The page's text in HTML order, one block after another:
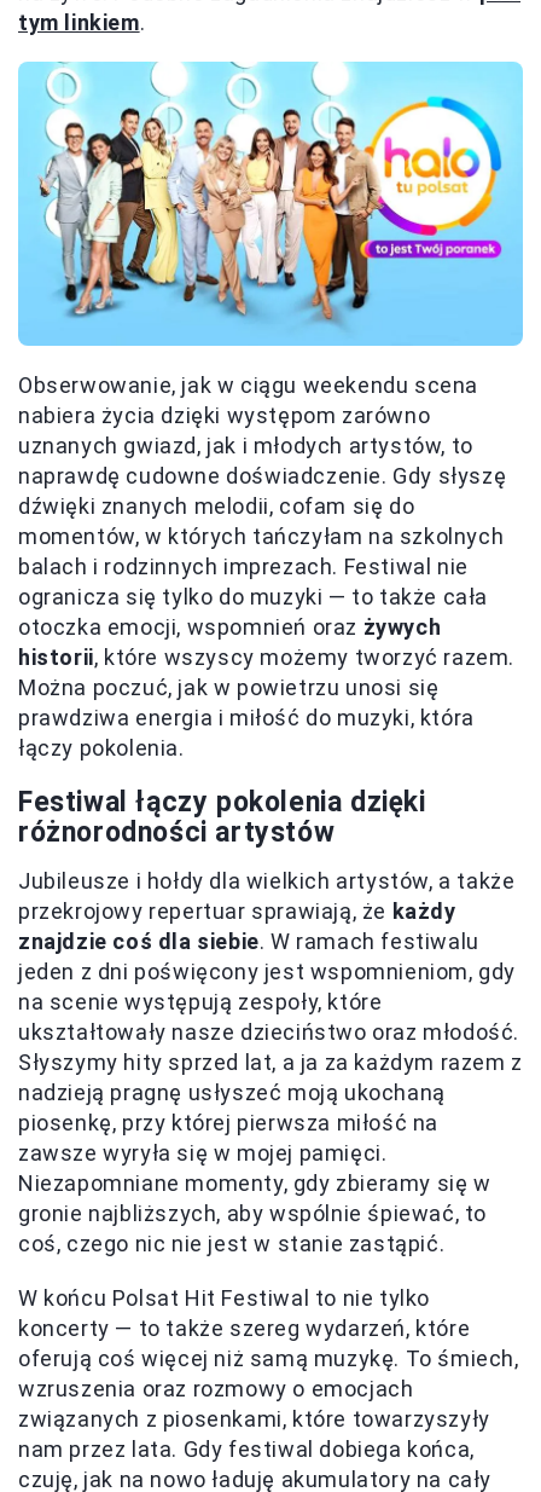
tym linkiem.
Obserwowanie, jak w ciągu weekendu scena
nabiera życia dzięki występom zarówno
uznanych gwiazd, jak i młodych artystów, to
naprawdę cudowne doświadczenie. Gdy słyszę
dźwięki znanych melodii, cofam się do
momentów, w których tańczyłam na szkolnych
balach i rodzinnych imprezach. Festiwal nie
ogranicza się tylko do muzyki — to także cała
otoczka emocji, wspomnień oraz żywych
historii, które wszyscy możemy tworzyć razem.
Można poczuć, jak w powietrzu unosi się
prawdziwa energia i miłość do muzyki, która
łączy pokolenia.
Festiwal łączy pokolenia dzięki
różnorodności artystów
Jubileusze i hołdy dla wielkich artystów, a także
przekrojowy repertuar sprawiają, że każdy
znajdzie coś dla siebie. W ramach festiwalu
jeden z dni poświęcony jest wspomnieniom, gdy
na scenie występują zespoły, które
ukształtowały nasze dzieciństwo oraz młodość.
Słyszymy hity sprzed lat, a ja za każdym razem z
nadzieją pragnę usłyszeć moją ukochaną
piosenkę, przy której pierwsza miłość na
zawsze wyryła się w mojej pamięci.
Niezapomniane momenty, gdy zbieramy się w
gronie najbliższych, aby wspólnie śpiewać, to
coś, czego nic nie jest w stanie zastąpić.
W końcu Polsat Hit Festiwal to nie tylko
koncerty — to także szereg wydarzeń, które
oferują coś więcej niż samą muzykę. To śmiech,
wzruszenia oraz rozmowy o emocjach
związanych z piosenkami, które towarzyszyły
nam przez lata. Gdy festiwal dobiega końca,
czuję, jak na nowo ładuję akumulatory na cały